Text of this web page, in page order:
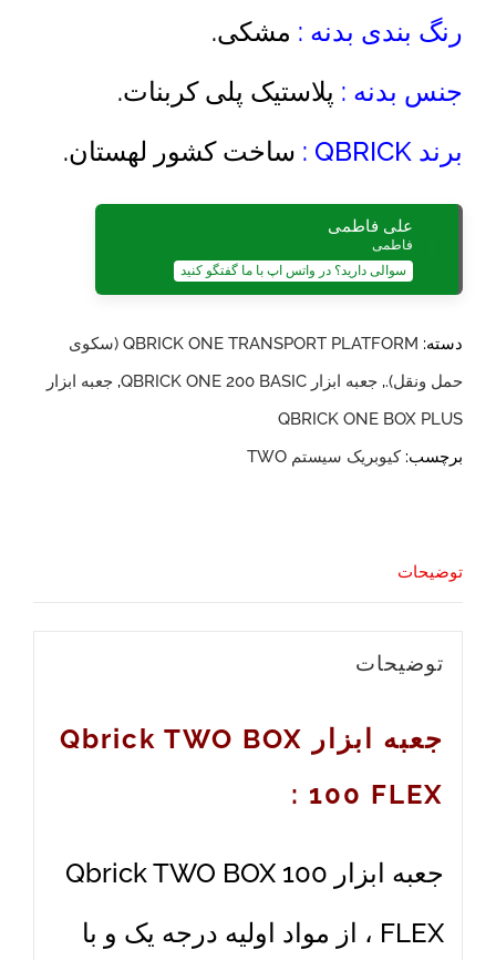
رنگ بندی بدنه : مشکی.
جنس بدنه : پلاستیک پلی کربنات.
برند QBRICK :
ساخت کشور لهستان.
علی فاطمی
فاطمی
سوالی دارید؟ در واتس اپ با ما گفتگو کنید
دسته:
QBRICK ONE TRANSPORT PLATFORM (سکوی
حمل ونقل)., جعبه ابزار QBRICK ONE 200 BASIC , جعبه ابزار
QBRICK ONE BOX PLUS
برچسب:کیوبریک سیستم TWO
توضیحات
توضیحات
جعبه ابزار Qbrick TWO BOX
100 FLEX :
جعبه ابزار Qbrick TWO BOX 100
FLEX ، از مواد اولیه درجه یک و با